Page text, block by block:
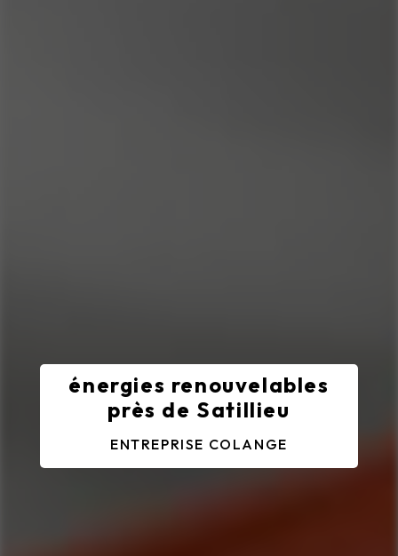
énergies renouvelables
près de Satillieu
ENTREPRISE COLANGE